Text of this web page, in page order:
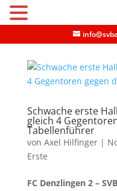
Schwache erste
gleich 4
Tabellenführer
von Axel Hilfinger|
Erste
FC Denzlingen 2 –